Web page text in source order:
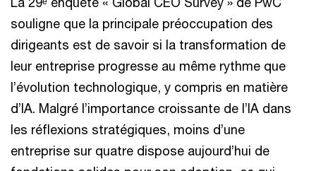
souligne que la principale préoccupation des
dirigeants est de savoir si la transformation de
leur entreprise progresse au même rythme que
l’évolution technologique, y compris en matière
d’IA. Malgré l’importance croissante de l’IA dans
les réflexions stratégiques, moins d’une
entreprise sur quatre dispose aujourd’hui de